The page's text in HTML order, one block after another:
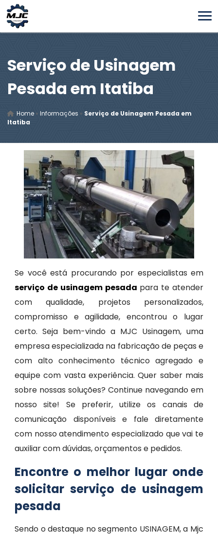
Serviço de Usinagem
Pesada em Itatiba
Home » Informações » Serviço de Usinagem Pesada em
Itatiba
Se você está procurando por especialistas em
serviço de usinagem pesada para te atender
com qualidade, projetos personalizados,
compromisso e agilidade, encontrou o lugar
certo. Seja bem-vindo a MJC Usinagem, uma
empresa especializada na fabricação de peças e
com alto conhecimento técnico agregado e
equipe com vasta experiência. Quer saber mais
sobre nossas soluções? Continue navegando em
nosso site! Se preferir, utilize os canais de
comunicação disponíveis e fale diretamente
com nosso atendimento especializado que vai te
auxiliar com dúvidas, orçamentos e pedidos.
Encontre o melhor lugar onde
solicitar serviço de usinagem
pesada
Sendo o destaque no segmento USINAGEM, a Mjc